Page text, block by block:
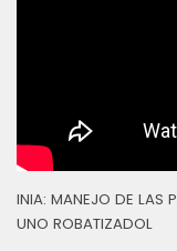
INIA: MANEJO DE LAS
UNO ROBATIZADOL